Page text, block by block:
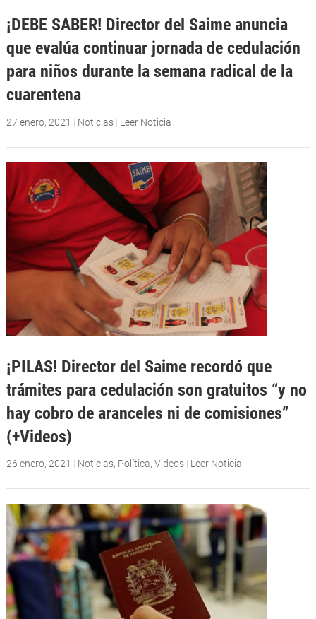
¡DEBE SABER! Director del Saime anuncia
que evalúa continuar jornada de cedulación
para niños durante la semana radical de la
cuarentena
27 enero, 2021 | Noticias | Leer Noticia
¡PILAS! Director del Saime recordó que
trámites para cedulación son gratuitos “y no
hay cobro de aranceles ni de comisiones”
(+Videos)
26 enero, 2021 | Noticias, Política, Videos | Leer Noticia